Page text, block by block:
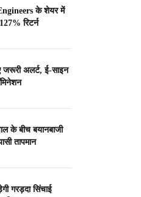
के शेयर में
रिटर्न
जरूरी अलर्ट, ई-साइन
के बीच बयानबाजी
तापमान
गरड़दा सिंचाई